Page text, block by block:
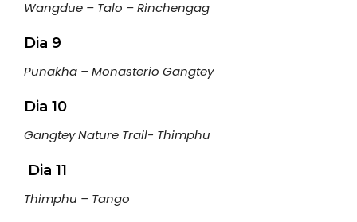
Wangdue – Talo – Rinchengag
Dia 9
Punakha – Monasterio Gangtey
Dia 10
Gangtey Nature Trail- Thimphu
Dia 11
Thimphu – Tango